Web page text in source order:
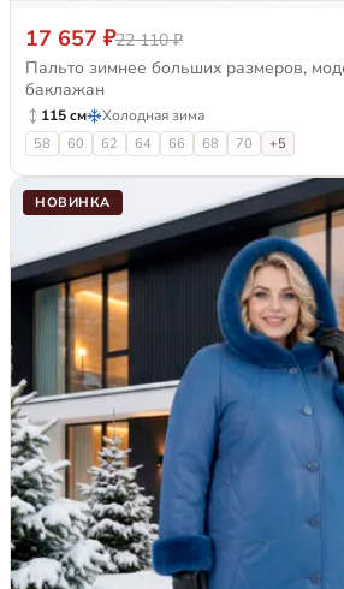
17 657 ₽22 110 ₽
Пальто зимнее больших размеров,
баклажан
115 см Холодная зима
58 60 62 64 66 68 70 +5
НОВИНКА